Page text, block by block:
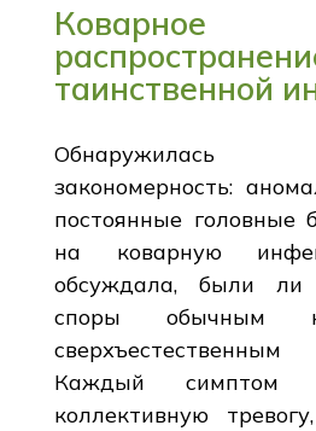
Коварное
таинственной
Обнаружилась
закономерность:
постоянные головные
на коварную
обсуждала, были ли
споры обычным
Каждый симптом
коллективную